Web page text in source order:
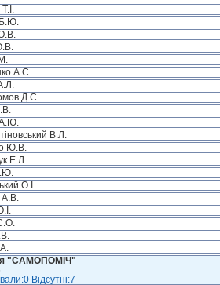
А.С.
Д.Є.
А.Ю.
В.Л.
Ю.В.
Е.Л.
О.І.
А.В.
"САМОПОМІЧ"
Відсутні:7